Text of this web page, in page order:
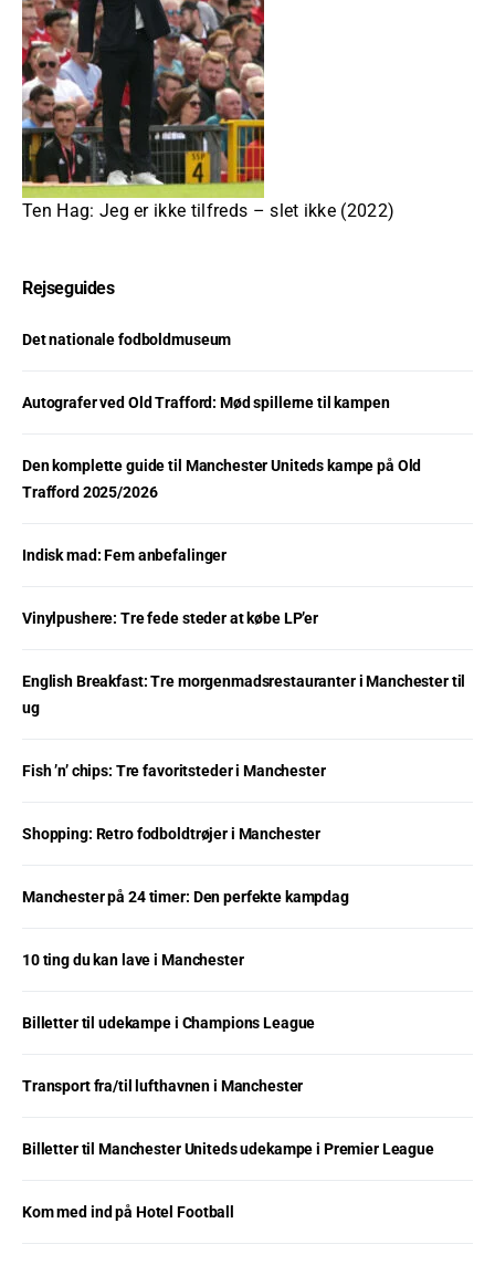
Ten Hag: Jeg er ikke tilfreds – slet ikke (2022)
Rejseguides
Det nationale fodboldmuseum
Autografer ved Old Trafford: Mød spillerne til kampen
Den komplette guide til Manchester Uniteds kampe på Old
Trafford 2025/2026
Indisk mad: Fem anbefalinger
Vinylpushere: Tre fede steder at købe LP’er
English Breakfast: Tre morgenmadsrestauranter i Manchester til
ug
Fish ’n’ chips: Tre favoritsteder i Manchester
Shopping: Retro fodboldtrøjer i Manchester
Manchester på 24 timer: Den perfekte kampdag
10 ting du kan lave i Manchester
Billetter til udekampe i Champions League
Transport fra/til lufthavnen i Manchester
Billetter til Manchester Uniteds udekampe i Premier League
Kom med ind på Hotel Football